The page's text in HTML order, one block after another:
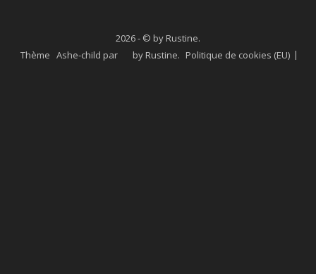
2026 - © by Rustine.
Politique de cookies (EU)
Thème Ashe-child par by Rustine.